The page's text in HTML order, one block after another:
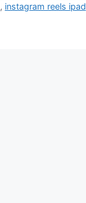
, instagram reels ipad